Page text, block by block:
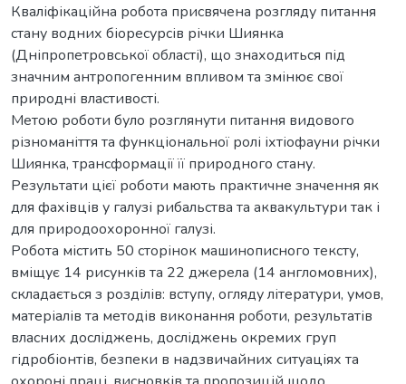
Кваліфікаційна робота присвячена розгляду питання
стану водних біоресурсів річки Шиянка
(Дніпропетровської області), що знаходиться під
значним антропогенним впливом та змінює свої
природні властивості.
Метою роботи було розглянути питання видового
різноманіття та функціональної ролі іхтіофауни річки
Шиянка, трансформації її природного стану.
Результати цієї роботи мають практичне значення як
для фахівців у галузі рибальства та аквакультури так і
для природоохоронної галузі.
Робота містить 50 сторінок машинописного тексту,
вміщує 14 рисунків та 22 джерела (14 англомовних),
складається з розділів: вступу, огляду літератури, умов,
матеріалів та методів виконання роботи, результатів
власних досліджень, досліджень окремих груп
гідробіонтів, безпеки в надзвичайних ситуаціях та